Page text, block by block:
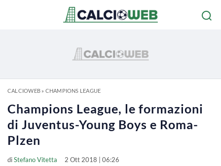
CALCIOWEB» CHAMPIONS LEAGUE
Champions League, le formazioni
di Juventus-Young Boys e Roma-
Plzen
diStefano Vitetta 2 Ott 2018 | 06:26